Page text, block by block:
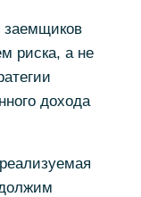
заемщиков
риска, а не
дохода